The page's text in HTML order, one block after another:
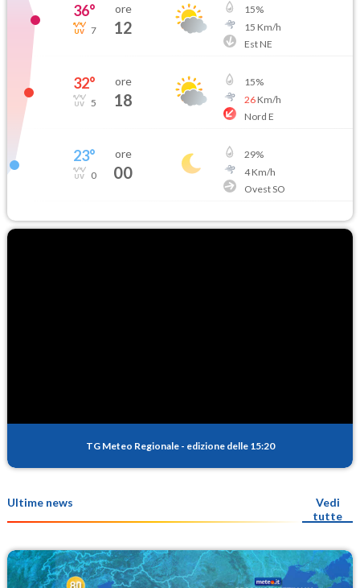
36°
7
ore
12
15%
15 Km/h
Est NE
32°
5
ore
18
15%
26Km/h
Nord E
23°
0
ore
00
29%
4Km/h
Ovest SO
TG Meteo Regionale - edizione delle 15:20
Ultime news
Vedi
tutte